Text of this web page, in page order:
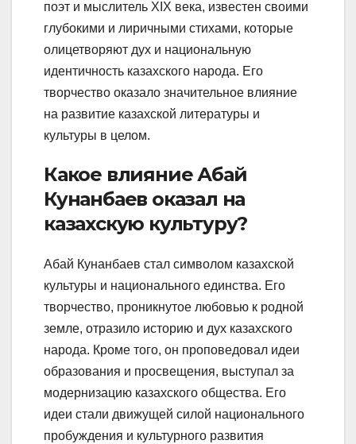
поэт и мыслитель XIX века, известен своими
глубокими и лиричными стихами, которые
олицетворяют дух и национальную
идентичность казахского народа. Его
творчество оказало значительное влияние
на развитие казахской литературы и
культуры в целом.
Какое влияние Абай
Кунанбаев оказал на
казахскую культуру?
Абай Кунанбаев стал символом казахской
культуры и национального единства. Его
творчество, проникнутое любовью к родной
земле, отразило историю и дух казахского
народа. Кроме того, он проповедовал идеи
образования и просвещения, выступал за
модернизацию казахского общества. Его
идеи стали движущей силой национального
пробуждения и культурного развития